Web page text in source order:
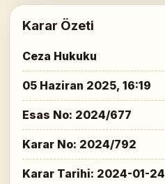
Karar Özeti
Ceza Hukuku
05 Haziran 2025, 16:19
Esas No: 2024/677
Karar No: 2024/792
Karar Tarihi: 2024-01-24